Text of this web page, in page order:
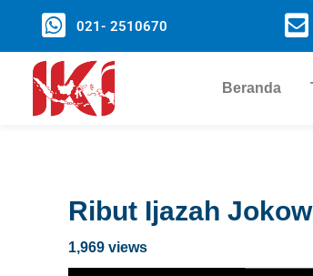
021- 2510670
Beranda
Ribut Ijazah
1,969 views